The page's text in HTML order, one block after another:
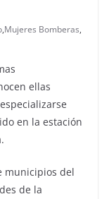
,Mujeres Bomberas,
ellas
en la estación
municipios del
de la